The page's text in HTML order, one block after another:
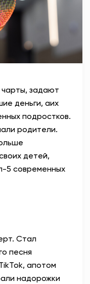
чарты, задают
деньги, аих
подростков.
родители.
детей,
5 современных
Стал
песня
апотом
надорожки